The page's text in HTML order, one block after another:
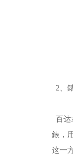
2、
百达
錶，
这一